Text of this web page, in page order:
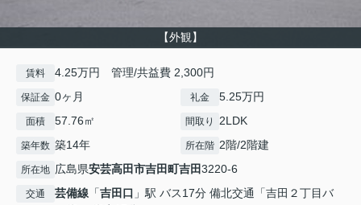
【外観】
賃料 4.25万円 管理/共益費 2,300円
保証金 0ヶ月 礼金 5.25万円
面積 57.76㎡ 間取り 2LDK
築年数 築14年 所在階 2階/2階建
所在地 広島県安芸高田市吉田町吉田3220-6
交通 芸備線 「吉田口 」駅 バス17分 備北交通「吉田２丁目バ